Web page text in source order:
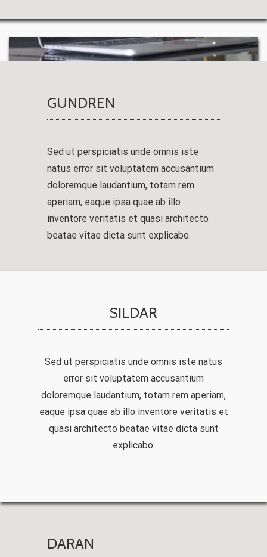
GUNDREN
Sed ut perspiciatis unde omnis iste
natus error sit voluptatem accusantium
doloremque laudantium, totam rem
aperiam, eaque ipsa quae ab illo
inventore veritatis et quasi architecto
beatae vitae dicta sunt explicabo.
SILDAR
Sed ut perspiciatis unde omnis iste natus
error sit voluptatem accusantium
doloremque laudantium, totam rem aperiam,
eaque ipsa quae ab illo inventore veritatis et
quasi architecto beatae vitae dicta sunt
explicabo.
DARAN